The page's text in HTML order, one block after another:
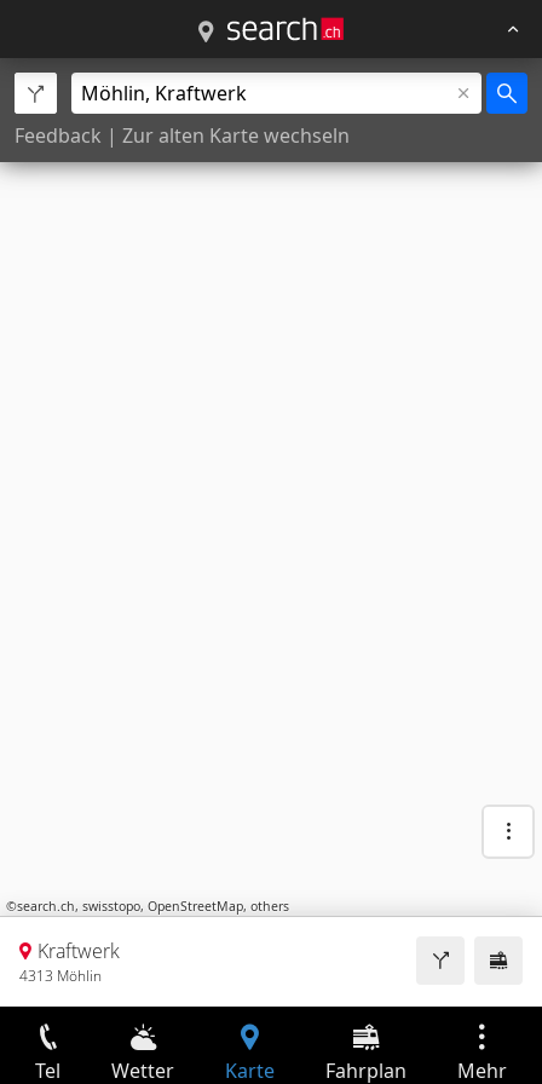
Feedback | Zur alten Karte wechseln
©search.ch, swisstopo, OpenStreetMap, others
Kraftwerk
4313 Möhlin
Tel Wetter Karte Fahrplan Mehr